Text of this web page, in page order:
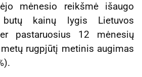
mėnesio reikšmė išaugo
butų kainų lygis Lietuvos
pastaruosius 12 mėnesių
rugpjūtį metinis augimas